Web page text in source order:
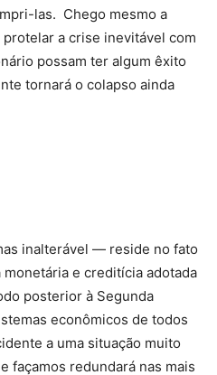
las. Chego mesmo a
a crise inevitável com
possam ter algum êxito
tornará o colapso ainda
inalterável — reside no fato
e creditícia adotada
posterior à Segunda
econômicos de todos
a uma situação muito
façamos redundará nas mais